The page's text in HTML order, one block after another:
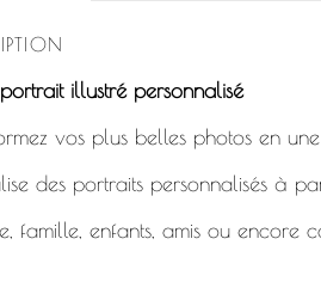
illustré personnalisé
vos plus belles photos en
des portraits personnalisés à
famille, enfants, amis ou encore